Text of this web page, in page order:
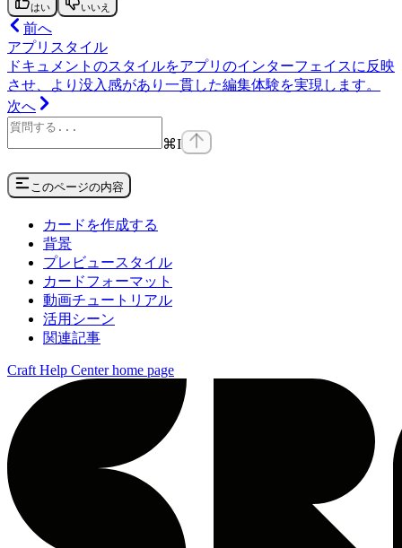
はい いいえ
前へ
アプリスタイル
ドキュメントのスタイルをアプリのインターフェイスに反映
させ、より没入感があり一貫した編集体験を実現します。
次へ
⌘I
このページの内容
カードを作成する
背景
プレビュースタイル
カードフォーマット
動画チュートリアル
活用シーン
関連記事
Craft Help Centerhome page